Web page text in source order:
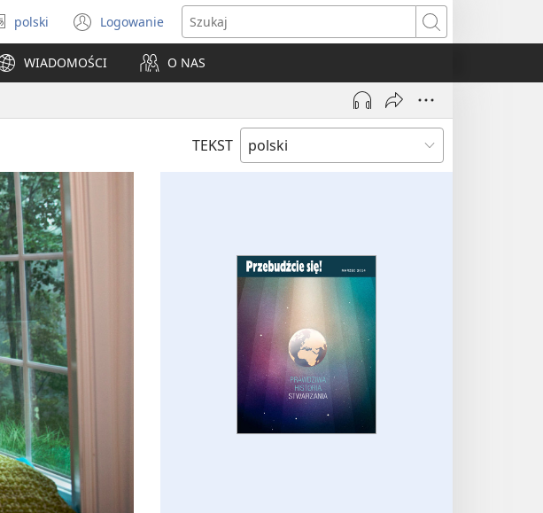
Wybór
języka
polski Logowanie
(opens
new
window)
Szukaj
WIADOMOŚCI O NAS
TEKST